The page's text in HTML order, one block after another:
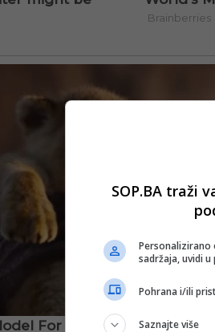
SOP.BA traži
Personalizirano
sadržaja, uvidi
Pohrana i/ili
Saznajte više